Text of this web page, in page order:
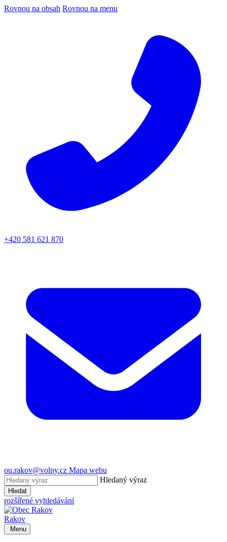
Rovnou na obsah Rovnou na menu
+420 581 621 870
ou.rakov@volny.cz Mapa webu
Hledaný výraz
Hledat
rozšířené vyhledávání
Rakov
Menu